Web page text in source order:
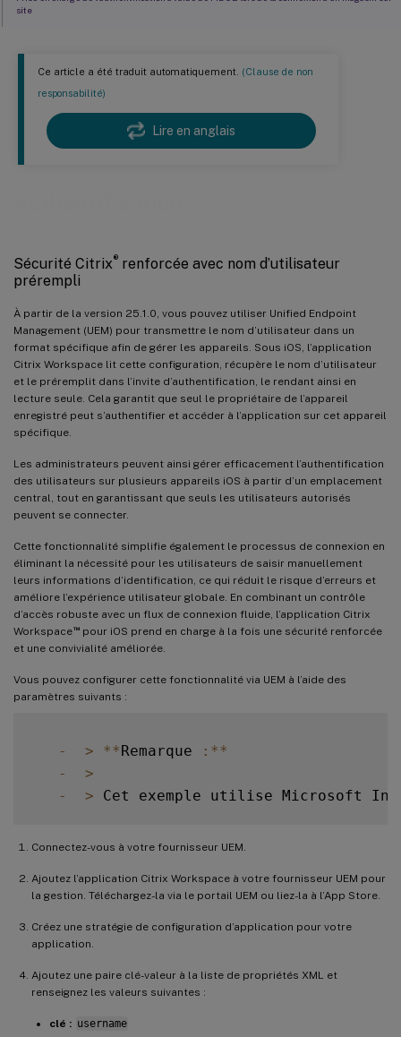
Ce article a été traduit automatiquement. (Clause de non
responsabilité)
Lire en anglais
Sécurité Citrix®renforcée avec nom d’utilisateur
prérempli
À partir de la version 25.1.0, vous pouvez utiliser Unified Endpoint
Management (UEM) pour transmettre le nom d’utilisateur dans un
format spécifique afin de gérer les appareils. Sous iOS, l’application
Citrix Workspace lit cette configuration, récupère le nom d’utilisateur
et le préremplit dans l’invite d’authentification, le rendant ainsi en
lecture seule. Cela garantit que seul le propriétaire de l’appareil
enregistré peut s’authentifier et accéder à l’application sur cet appareil
spécifique.
Les administrateurs peuvent ainsi gérer efficacement l’authentification
des utilisateurs sur plusieurs appareils iOS à partir d’un emplacement
central, tout en garantissant que seuls les utilisateurs autorisés
peuvent se connecter.
Cette fonctionnalité simplifie également le processus de connexion en
éliminant la nécessité pour les utilisateurs de saisir manuellement
leurs informations d’identification, ce qui réduit le risque d’erreurs et
améliore l’expérience utilisateur globale. En combinant un contrôle
d’accès robuste avec un flux de connexion fluide, l’application Citrix
Workspace™pour iOS prend en charge à la fois une sécurité renforcée
et une convivialité améliorée.
Vous pouvez configurer cette fonctionnalité via UEM à l’aide des
paramètres suivants :
- > **Remarque : **
-
>
-
> Cet exemple utilise Microsoft
Connectez-vous à votre fournisseur UEM.
Ajoutez l’application Citrix Workspace à votre fournisseur UEM pour
la gestion. Téléchargez-la via le portail UEM ou liez-la à l’App Store.
Créez une stratégie de configuration d’application pour votre
application.
Ajoutez une paire clé-valeur à la liste de propriétés XML et
renseignez les valeurs suivantes :
clé : username
site
Prise en charge de YubiKey pour l’authentification par carte à puce
Prise en charge de plusieurs certificats dans l’authentification par carte à puce
Afficher tous les certificats disponibles sur la carte à puce
Chaîne d’agent utilisateur pour WKWebView
Authentification nFactor
Prise en charge de l’authentification basée sur FIDO2 lors de la connexion à une session HDX
Prise en charge de l’authentification à l’aide de FIDO2 lors de la connexion à un magasin
cloud
Prise en charge de la configuration du stockage des jetons d’authentification sur le
déploiement local